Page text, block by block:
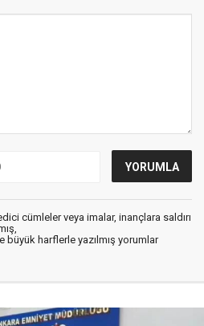
cümleler veya imalar, inançlara saldırı
büyük harflerle yazılmış yorumlar